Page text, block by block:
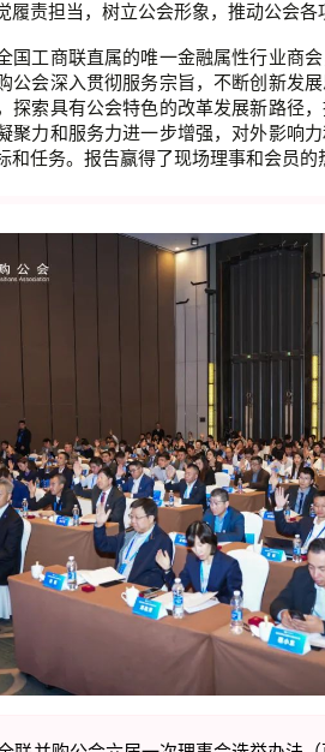
履责担当，树立公会形象，推动公会各
国工商联直属的唯一金融属性行业商
公会深入贯彻服务宗旨，不断创新发
探索具有公会特色的改革发展新路径
聚力和服务力进一步增强，对外影响
和任务。报告赢得了现场理事和会员的